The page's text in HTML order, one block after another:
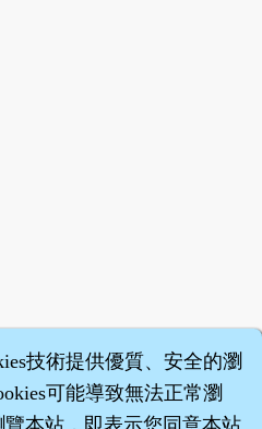
技術提供優質、安全的瀏
可能導致無法正常瀏
本站，即表示您同意本站